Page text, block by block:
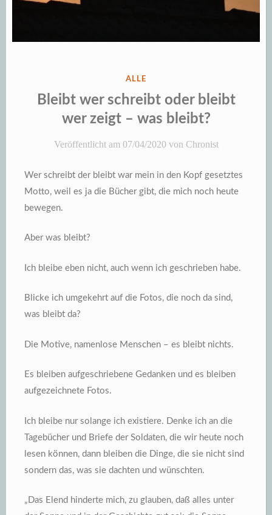
VERÖFFENTLICHT
ALLE
Bleibt wer schreibt oder bleibt
wer zeigt – was bleibt?
Veröffentlicht am 07/04/2020von Chronist
Wer schreibt der bleibt war mein in den Kopf gesetztes
Motto, weil es ja die Bücher gibt, die mich noch heute
bewegen.
Aber was bleibt?
Ich bleibe eben nicht, auch wenn ich geschrieben habe.
Blicke ich umgekehrt auf die Fotos, die noch da sind,
was bleibt da?
Die Motive, namenlose Menschen – es bleibt nichts.
Es bleiben aufgeschriebene Gedanken und es bleiben
aufgezeichnete Fotos.
Ich bleibe nur solange ich existiere. Denke ich an die
Tagebücher und Briefe der Soldaten, die wir heute noch
lesen können, dann bleiben die Dinge, die sie nicht sind
sondern das, was sie dachten und wünschten.
„Das Elend hinderte mich, zu glauben, daß alles unter